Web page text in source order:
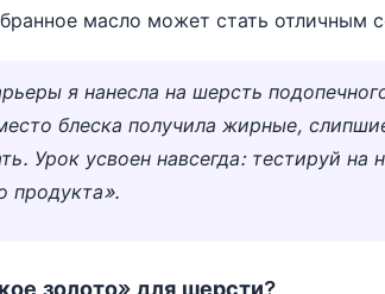
масло может стать отличным
я нанесла на шерсть
блеска получила жирные,
Урок усвоен навсегда: тестируй на
продукта».
золото» для шерсти?